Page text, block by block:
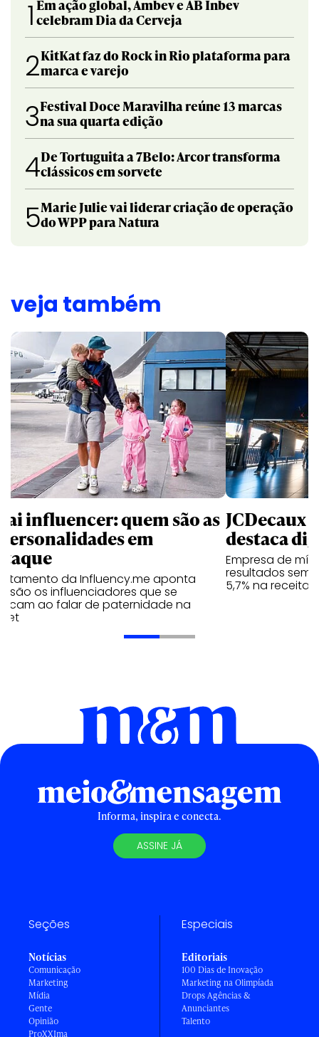
1 Em ação global, Ambev e AB Inbev
celebram Dia da Cerveja
2KitKat faz do Rock in Rio plataforma para
marca e varejo
3Festival Doce Maravilha reúne 13 marcas
na sua quarta edição
4De Tortuguita a 7Belo: Arcor transforma
clássicos em sorvete
5Marie Julie vai liderar criação de operação
do WPP para Natura
veja também
influencer: quem são as
em
da Influency.me aponta
são os influenciadores que se
ao falar de paternidade na
JCDecaux
destaca
Empresa de
resultados
5,7% na receita
Informa, inspira e conecta.
ASSINE JÁ
Seções
Notícias
Comunicação
Marketing
Mídia
Gente
Opinião
ProXXIma
Especiais
Editoriais
100 Dias de Inovação
Marketing na Olimpíada
Drops Agências &
Anunciantes
Talento